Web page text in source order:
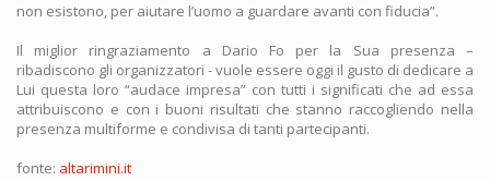
non esistono, per aiutare l’uomo a guardare avanti con fiducia”.
Il miglior ringraziamento a Dario Fo per la Sua presenza –
ribadiscono gli organizzatori - vuole essere oggi il gusto di dedicare a
Lui questa loro “audace impresa” con tutti i significati che ad essa
attribuiscono e con i buoni risultati che stanno raccogliendo nella
presenza multiforme e condivisa di tanti partecipanti.
fonte: altarimini.it